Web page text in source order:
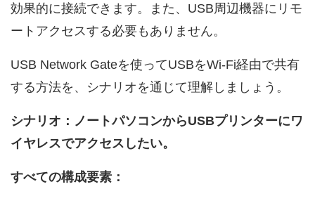
効果的に接続できます。また、USB周辺機器にリモ
ートアクセスする必要もありません。
USB Network Gateを使ってUSBをWi-Fi経由で共有
する方法を、シナリオを通じて理解しましょう。
シナリオ：ノートパソコンからUSBプリンターにワ
イヤレスでアクセスしたい。
すべての構成要素：